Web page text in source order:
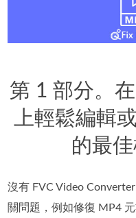
第 1 部分。
上輕鬆編輯
的最
沒有 FVC Video
關問題，例如修復 MP4